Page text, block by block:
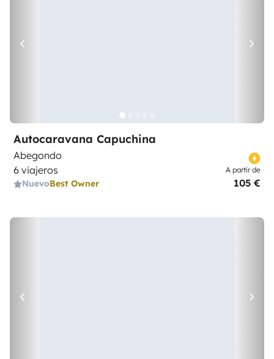
Autocaravana Capuchina
Abegondo
6 viajeros
NuevoBest Owner
A partir de
105 €